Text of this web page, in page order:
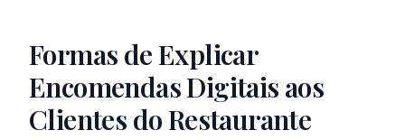
Formas de Explicar
Encomendas Digitais aos
Clientes do Restaurante